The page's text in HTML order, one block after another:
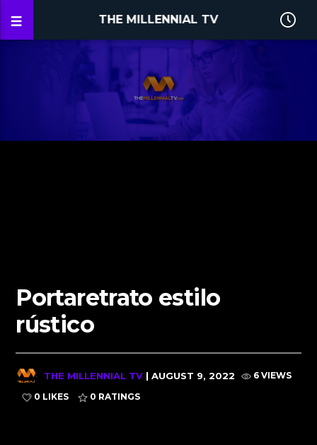
THE MILLENNIAL TV
Portaretrato estilo
rústico
THE MILLENNIAL TV | AUGUST 9, 2022
6 VIEWS
0 LIKES
0 RATINGS